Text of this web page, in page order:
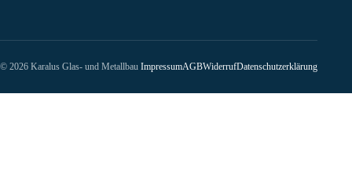
© 2026 Karalus Glas- und Metallbau ImpressumAGBWiderrufDatenschutzerklärung